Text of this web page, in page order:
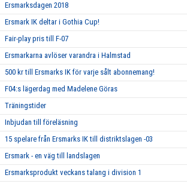
Ersmarksdagen 2018
Ersmark IK deltar i Gothia Cup!
Fair-play pris till F-07
Ersmarkarna avlöser varandra i Halmstad
500 kr till Ersmarks IK för varje sålt abonnemang!
F04:s lägerdag med Madelene Göras
Träningstider
Inbjudan till föreläsning
15 spelare från Ersmarks IK till distriktslagen -03
Ersmark - en väg till landslagen
Ersmarksprodukt veckans talang i division 1